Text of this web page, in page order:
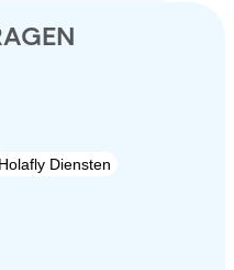
Holafly Diensten